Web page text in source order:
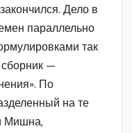
Дело в
параллельно
так
—
По
на те
Мишна,